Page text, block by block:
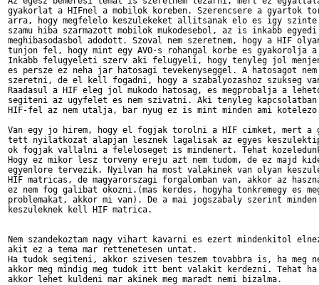
gyakorlat a HIFnel a mobilok koreben. Szerencsere a gyartok
arra, hogy megfelelo keszulekeket allitsanak elo es igy szinte
szamu hiba szarmazott mobilok mukodesebol, az is inkabb
meghibasodasbol adodott. Szoval nem szeretnem, hogy a HIF
tunjon fel, hogy mint egy AVO-s rohangal korbe es gyakorolja
Inkabb felugyeleti szerv aki felugyeli, hogy tenyleg jol
es persze ez neha jar hatosagi tevekenyseggel. A hatosagot
szeretni, de el kell fogadni, hogy a szabalyozashoz szukseg
Raadasul a HIF eleg jol mukodo hatosag, es megprobalja a
segiteni az ugyfelet es nem szivatni. Aki tenyleg kapcsolatban
HIF-fel az nem utalja, bar nyug ez is mint minden ami
Van egy jo hirem, hogy el fogjak torolni a HIF cimket, mert a
tett nyilatkozat alapjan lesznek lagalisak az egyes
ok fogjak vallalni a feleloseget is mindenert. Tehat kozeledunk
Hogy ez mikor lesz torveny ereju azt nem tudom, de ez majd
egyenlore tervezik. Nyilvan ha most valakinek van olyan
HIF matricas, de magyarorszagi forgalomban van, akkor az
ez nem fog galibat okozni.(mas kerdes, hogyha tonkremegy es
problemakat, akkor mi van). De a mai jogszabaly szerint
keszuleknek kell HIF matrica.
Nem szandekoztam nagy vihart kavarni es ezert mindenkitol
akit ez a tema mar rettenetesen untat.
Ha tudok segiteni, akkor szivesen teszem tovabbra is, ha meg
akkor meg mindig meg tudok itt bent valakit kerdezni. Tehat
akkor lehet kuldeni mar akinek meg maradt nemi bizalma.